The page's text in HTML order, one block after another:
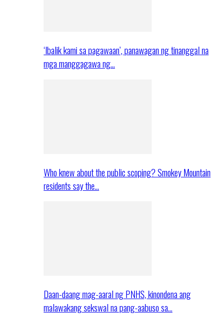
‘Ibalik kami sa pagawaan’, panawagan ng tinanggal na
mga manggagawa ng…
Who knew about the public scoping? Smokey Mountain
residents say the…
Daan-daang mag-aaral ng PNHS, kinondena ang
malawakang sekswal na pang-aabuso sa…